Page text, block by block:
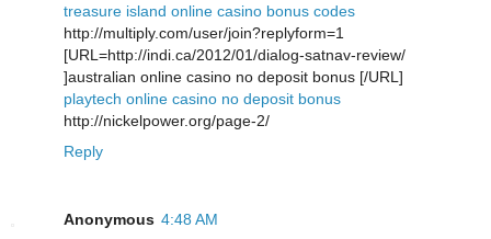
treasure island online casino bonus codes
http://multiply.com/user/join?replyform=1
[URL=http://indi.ca/2012/01/dialog-satnav-review/
]australian online casino no deposit bonus [/URL]
playtech online casino no deposit bonus
http://nickelpower.org/page-2/
Reply
Anonymous 4:48 AM